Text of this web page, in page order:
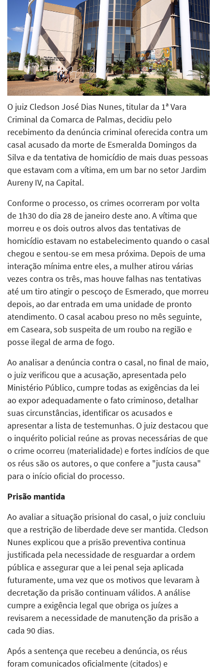
O juiz Cledson José Dias Nunes, titular da 1ª Vara
Criminal da Comarca de Palmas, decidiu pelo
recebimento da denúncia criminal oferecida contra um
casal acusado da morte de Esmeralda Domingos da
Silva e da tentativa de homicídio de mais duas pessoas
que estavam com a vítima, em um bar no setor Jardim
Aureny IV, na Capital.
Conforme o processo, os crimes ocorreram por volta
de 1h30 do dia 28 de janeiro deste ano. A vítima que
morreu e os dois outros alvos das tentativas de
homicídio estavam no estabelecimento quando o casal
chegou e sentou-se em mesa próxima. Depois de uma
interação mínima entre eles, a mulher atirou várias
vezes contra os três, mas houve falhas nas tentativas
até um tiro atingir o pescoço de Esmerado, que morreu
depois, ao dar entrada em uma unidade de pronto
atendimento. O casal acabou preso no mês seguinte,
em Caseara, sob suspeita de um roubo na região e
posse ilegal de arma de fogo.
Ao analisar a denúncia contra o casal, no final de maio,
o juiz verificou que a acusação, apresentada pelo
Ministério Público, cumpre todas as exigências da lei
ao expor adequadamente o fato criminoso, detalhar
suas circunstâncias, identificar os acusados e
apresentar a lista de testemunhas. O juiz destacou que
o inquérito policial reúne as provas necessárias de que
o crime ocorreu (materialidade) e fortes indícios de que
os réus são os autores, o que confere a "justa causa"
para o início oficial do processo.
Prisão mantida
Ao avaliar a situação prisional do casal, o juiz concluiu
que a restrição de liberdade deve ser mantida. Cledson
Nunes explicou que a prisão preventiva continua
justificada pela necessidade de resguardar a ordem
pública e assegurar que a lei penal seja aplicada
futuramente, uma vez que os motivos que levaram à
decretação da prisão continuam válidos. A análise
cumpre a exigência legal que obriga os juízes a
revisarem a necessidade de manutenção da prisão a
cada 90 dias.
Após a sentença que recebeu a denúncia, os réus
foram comunicados oficialmente (citados) e